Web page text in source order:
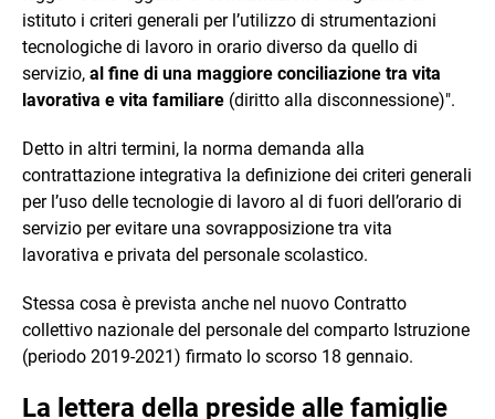
istituto i criteri generali per l’utilizzo di strumentazioni
tecnologiche di lavoro in orario diverso da quello di
servizio, al fine di una maggiore conciliazione tra vita
lavorativa e vita familiare (diritto alla disconnessione)".
Detto in altri termini, la norma demanda alla
contrattazione integrativa la definizione dei criteri generali
per l’uso delle tecnologie di lavoro al di fuori dell’orario di
servizio per evitare una sovrapposizione tra vita
lavorativa e privata del personale scolastico.
Stessa cosa è prevista anche nel nuovo Contratto
collettivo nazionale del personale del comparto Istruzione
(periodo 2019-2021) firmato lo scorso 18 gennaio.
La lettera della preside alle famiglie